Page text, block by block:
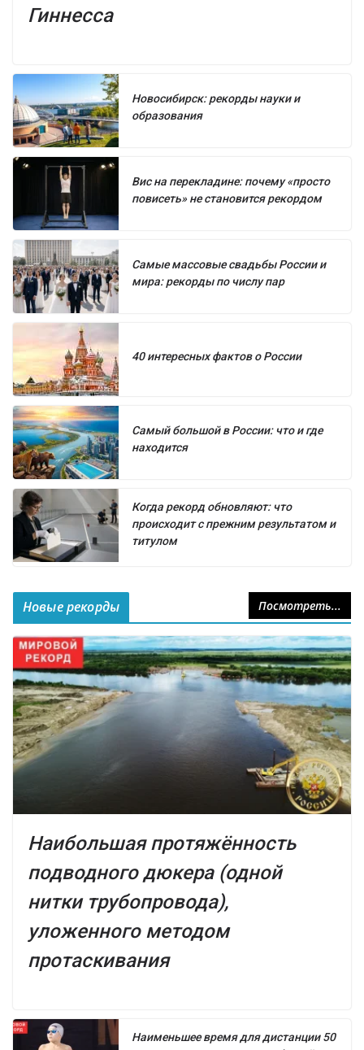
Гиннесса
Новосибирск: рекорды науки и
образования
Вис на перекладине: почему «просто
повисеть» не становится рекордом
Самые массовые свадьбы России и
мира: рекорды по числу пар
40 интересных фактов о России
Самый большой в России: что и где
находится
Когда рекорд обновляют: что
происходит с прежним результатом и
титулом
Новые рекорды Посмотреть...
Наибольшая протяжённость
подводного дюкера (одной
нитки трубопровода),
уложенного методом
протаскивания
Наименьшее время для дистанции 50